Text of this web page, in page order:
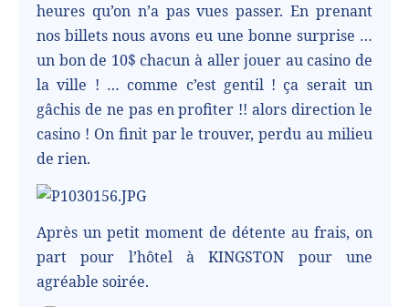
heures qu’on n’a pas vues passer. En prenant
nos billets nous avons eu une bonne surprise …
un bon de 10$ chacun à aller jouer au casino de
la ville ! … comme c’est gentil ! ça serait un
gâchis de ne pas en profiter !! alors direction le
casino ! On finit par le trouver, perdu au milieu
de rien.
Après un petit moment de détente au frais, on
part pour l’hôtel à KINGSTON pour une
agréable soirée.